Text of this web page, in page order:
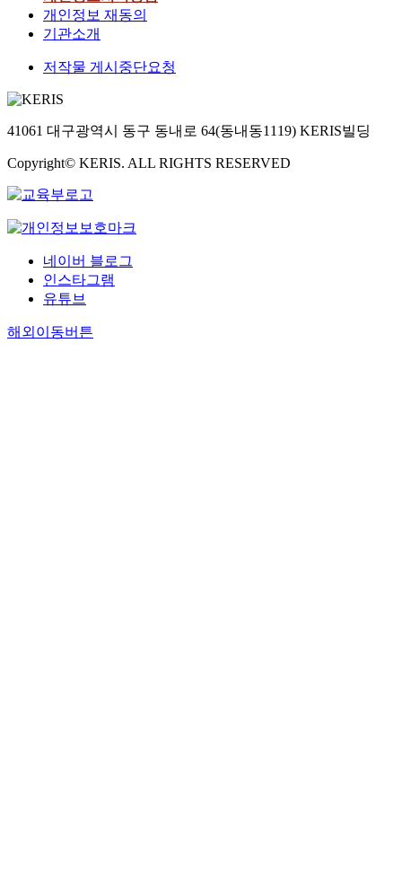
개인정보 재동의
기관소개
저작물 게시중단요청
41061 대구광역시 동구 동내로 64(동내동1119) KERIS빌딩
Copyright© KERIS. ALL RIGHTS RESERVED
네이버 블로그
인스타그램
유튜브
해외이동버튼